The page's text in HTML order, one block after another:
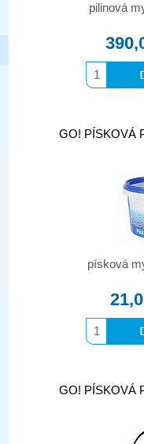
pilinová
GO! PÍSKOVÁ
písková
GO! PÍSKOVÁ